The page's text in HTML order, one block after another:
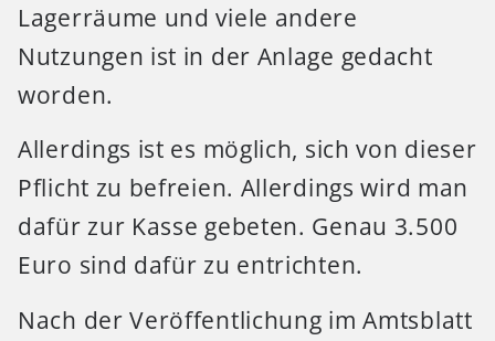
Lagerräume und viele andere
Nutzungen ist in der Anlage gedacht
worden.
Allerdings ist es möglich, sich von dieser
Pflicht zu befreien. Allerdings wird man
dafür zur Kasse gebeten. Genau 3.500
Euro sind dafür zu entrichten.
Nach der Veröffentlichung im Amtsblatt